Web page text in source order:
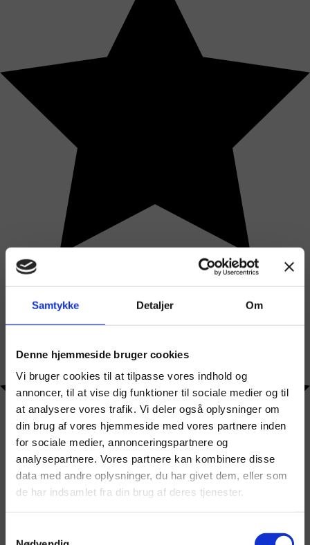
Samtykke Detaljer Om
Denne hjemmeside bruger cookies
Vi bruger cookies til at tilpasse vores indhold og
annoncer, til at vise dig funktioner til sociale medier og til
at analysere vores trafik. Vi deler også oplysninger om
din brug af vores hjemmeside med vores partnere inden
for sociale medier, annonceringspartnere og
analysepartnere. Vores partnere kan kombinere disse
data med andre oplysninger, du har givet dem, eller som
de har indsamlet fra din brug af deres tjenester.